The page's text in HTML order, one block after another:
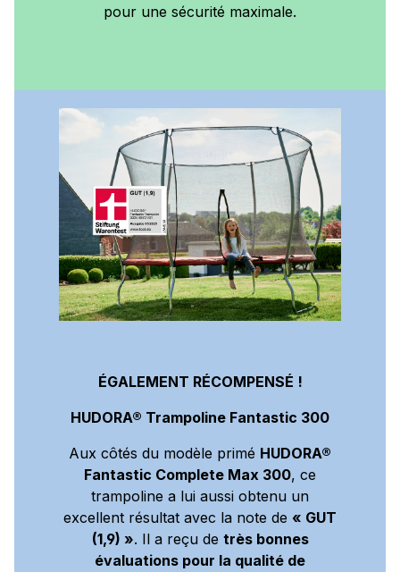
pour une sécurité maximale.
ÉGALEMENT RÉCOMPENSÉ !
HUDORA® Trampoline Fantastic 300
Aux côtés du modèle primé HUDORA®
Fantastic Complete Max 300, ce
trampoline a lui aussi obtenu un
excellent résultat avec la note de « GUT
(1,9) ». Il a reçu de très bonnes
évaluations pour la qualité de